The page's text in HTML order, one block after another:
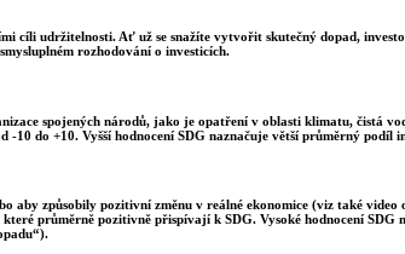
cíli udržitelnosti. Ať už se snažíte vytvořit skutečný dopad,
rozhodování o investicích.
spojených národů, jako je opatření v oblasti klimatu, čistá
do +10. Vyšší hodnocení SDG naznačuje větší průměrný podíl
aby způsobily pozitivní změnu v reálné ekonomice (viz také
průměrně pozitivně přispívají k SDG. Vysoké hodnocení SDG